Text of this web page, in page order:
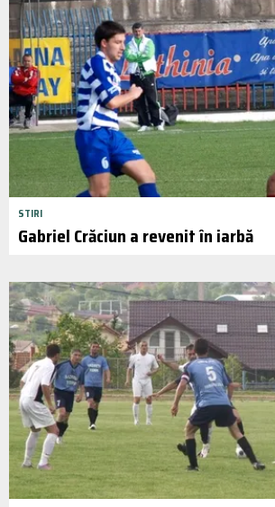
STIRI
Gabriel Crăciun a revenit în iarbă